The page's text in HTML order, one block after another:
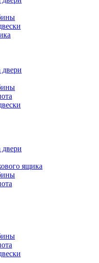
двери
двери
ящика